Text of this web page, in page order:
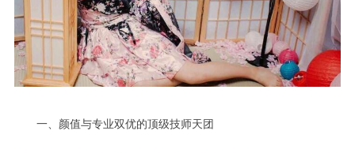
一、颜值与专业双优的顶级技师天团